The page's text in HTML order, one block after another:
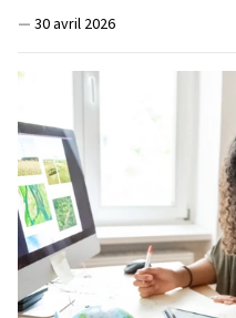
— 30 avril 2026